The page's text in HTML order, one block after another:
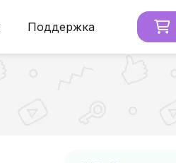
Поддержка